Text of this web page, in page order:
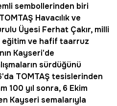
sembollerinden biri
Havacılık ve
Üyesi Ferhat Çakır, milli
ve hafif taarruz
Kayseri'de
sürdüğünü
TOMTAŞ tesislerinden
100 yıl sonra, 6 Ekim
Kayseri semalarıyla